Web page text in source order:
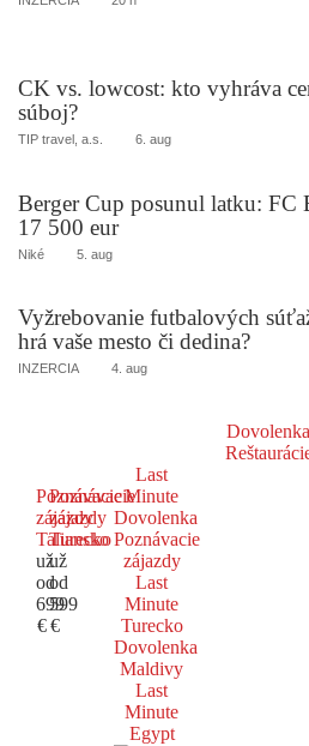
CK vs. lowcost: kto vyhráva
súboj?
TIP travel, a.s. 6. aug
Berger Cup posunul latku: FC
17 500 eur
Niké 5. aug
Vyžrebovanie futbalových
hrá vaše mesto či dedina?
INZERCIA 4. aug
Dovolenka
Poznávacie
zájazdy
Taliansko
už
od
699
€
Poznávacie
zájazdy
Turecko
už
od
599
€
Last
Minute
Dovolenka
Poznávacie
zájazdy
Last
Minute
Turecko
Dovolenka
Maldivy
Last
Minute
Egypt